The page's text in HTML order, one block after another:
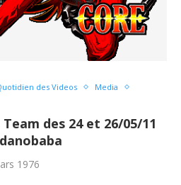
des Videos
Media
des 24 et 26/05/11
1976